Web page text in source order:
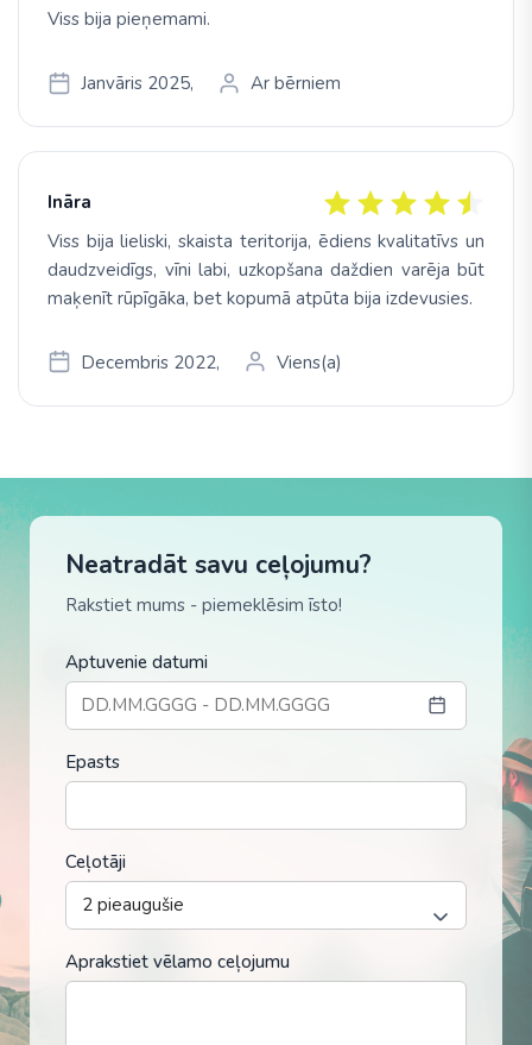
Viss bija pieņemami.
Janvāris 2025, Ar bērniem
Ināra
Viss bija lieliski, skaista teritorija, ēdiens kvalitatīvs un
daudzveidīgs, vīni labi, uzkopšana daždien varēja būt
maķenīt rūpīgāka, bet kopumā atpūta bija izdevusies.
Decembris 2022, Viens(a)
Neatradāt savu ceļojumu?
Rakstiet mums - piemeklēsim īsto!
Aptuvenie datumi
Epasts
Ceļotāji
Aprakstiet vēlamo ceļojumu